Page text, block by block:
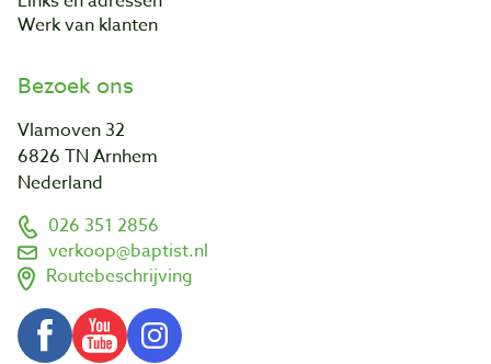
Werk van klanten
Bezoek ons
Vlamoven 32
6826 TN Arnhem
Nederland
026 351 2856
verkoop@baptist.nl
Routebeschrijving